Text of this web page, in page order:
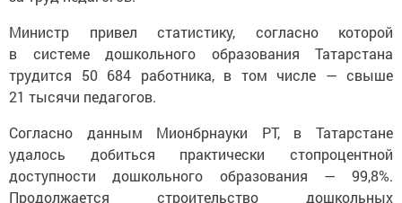
Министр привел статистику, согласно которой
в системе дошкольного образования Татарстана
трудится 50 684 работника, в том числе — свыше
21 тысячи педагогов.
Согласно данным Мионбрнауки РТ, в Татарстане
удалось добиться практически стопроцентной
доступности дошкольного образования — 99,8%.
Продолжается строительство дошкольных